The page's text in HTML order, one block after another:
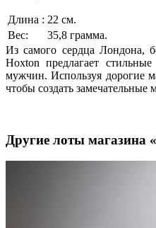
Длина : 22 см.
Вес:
35,8 грамма.
Из самого сердца Лондона,
Hoxton предлагает
мужчин. Используя дорогие
чтобы создать
Другие лоты магазина